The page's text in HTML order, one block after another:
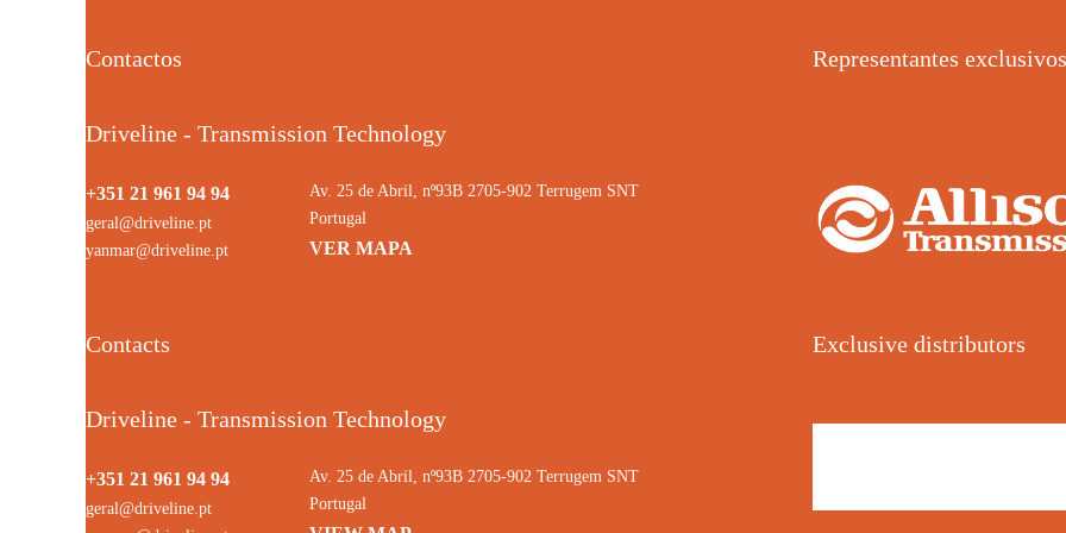
Contactos
Driveline - Transmission Technology
+351 21 961 94 94
geral@driveline.pt
yanmar@driveline.pt
Av. 25 de Abril, nº93B 2705-902 Terrugem SNT
Portugal
VER MAPA
Representantes exclusivos
Contacts
Driveline - Transmission Technology
+351 21 961 94 94
geral@driveline.pt
Av. 25 de Abril, nº93B 2705-902 Terrugem SNT
Portugal
Exclusive distributors